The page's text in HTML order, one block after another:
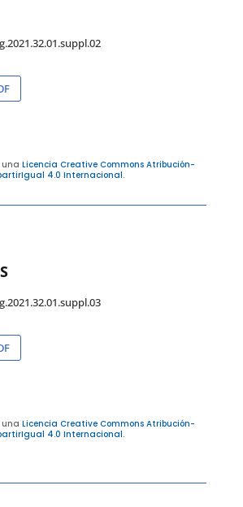
una Licencia Creative Commons Atribución-
4.0 Internacional.
una Licencia Creative Commons Atribución-
4.0 Internacional.